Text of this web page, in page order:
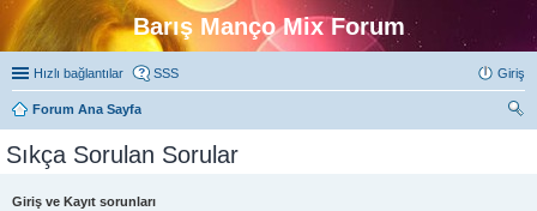
Barış Manço Mix Forum
Hızlı bağlantılar SSS Giriş
Forum Ana Sayfa
Sıkça Sorulan Sorular
Giriş ve Kayıt sorunları